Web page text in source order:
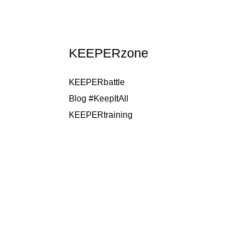
KEEPERzone
KEEPERbattle
Blog #KeepItAll
KEEPERtraining